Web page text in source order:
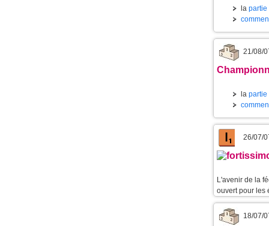
la partie
21/08/
la partie
26/07/
L'avenir de la
ouvert pour les
18/07/